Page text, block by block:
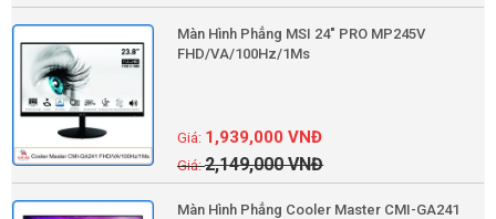
Màn Hình Phẳng MSI 24" PRO MP245V
FHD/VA/100Hz/1Ms
2,149,000VNĐ
1,939,000VNĐ
Màn Hình Phẳng Cooler Master CMI-GA241